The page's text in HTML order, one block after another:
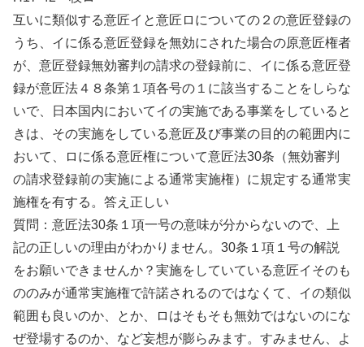
互いに類似する意匠イと意匠ロについての２の意匠登録の
うち、イに係る意匠登録を無効にされた場合の原意匠権者
が、意匠登録無効審判の請求の登録前に、イに係る意匠登
録が意匠法４８条第１項各号の１に該当することをしらな
いで、日本国内においてイの実施である事業をしていると
きは、その実施をしている意匠及び事業の目的の範囲内に
おいて、ロに係る意匠権について意匠法30条（無効審判
の請求登録前の実施による通常実施権）に規定する通常実
施権を有する。答え正しい
質問：意匠法30条１項一号の意味が分からないので、上
記の正しいの理由がわかりません。30条１項１号の解説
をお願いできませんか？実施をしていている意匠イそのも
ののみが通常実施権で許諾されるのではなくて、イの類似
範囲も良いのか、とか、ロはそもそも無効ではないのにな
ぜ登場するのか、など妄想が膨らみます。すみません、よ